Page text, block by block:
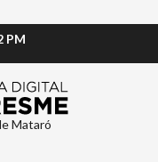
PM
Mataró